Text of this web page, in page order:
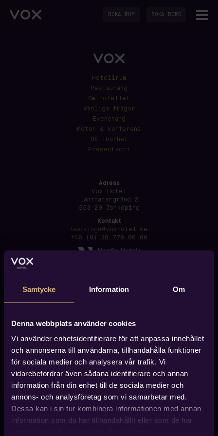
Samtycke Information Om
Denna webbplats använder cookies
Vi använder enhetsidentifierare för att anpassa innehållet
och annonserna till användarna, tillhandahålla funktioner
för sociala medier och analysera vår trafik. Vi
vidarebefordrar även sådana identifierare och annan
information från din enhet till de sociala medier och
annons- och analysföretag som vi samarbetar med.
Dessa kan i sin tur kombinera informationen med annan
information som du har tillhandahållit eller som de har
BOKA RUM BOKA BORD
Hotellrum
Restaurang
Om hotellet
Vanliga frågor
Evenemang
Möten & konferens
Hållbarhet
Presentkort
Adress
Vox Hotel
Lantmätargränd 2
553 20 Jönköping
Kontakt
bookings@voxhotel.se
+46 (0) 36 770 00 00
Hitta till Vox Hotel